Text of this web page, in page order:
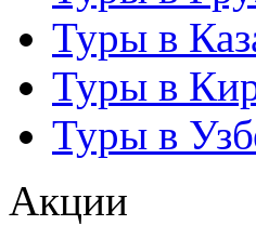
Туры в
Туры в
Туры в
Акции